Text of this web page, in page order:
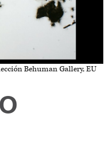
Behuman Gallery, EU